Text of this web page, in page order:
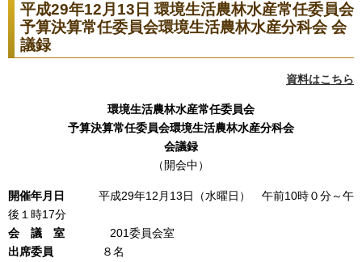
平成29年12月13日 環境生活農林水産常任委員会
予算決算常任委員会環境生活農林水産分科会 会
議録
資料はこちら
環境生活農林水産常任委員会
予算決算常任委員会環境生活農林水産分科会
会議録
（開会中）
開催年月日
平成29年12月13日（水曜日） 午前10時０分～午
後１時17分
会 議 室 201委員会室
出席委員 ８名